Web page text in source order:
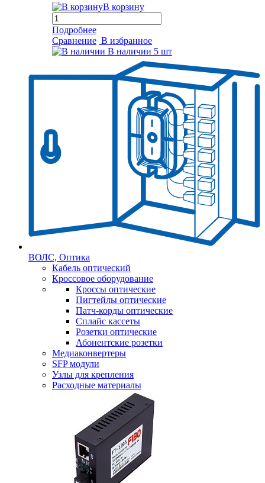
В корзину
Подробнее
Сравнение В избранное
В наличии 5 шт
ВОЛС, Оптика
Кабель оптический
Кроссовое оборудование
Кроссы оптические
Пигтейлы оптические
Патч-корды оптические
Сплайс кассеты
Розетки оптические
Абонентские розетки
Медиаконвертеры
SFP модули
Узлы для крепления
Расходные материалы